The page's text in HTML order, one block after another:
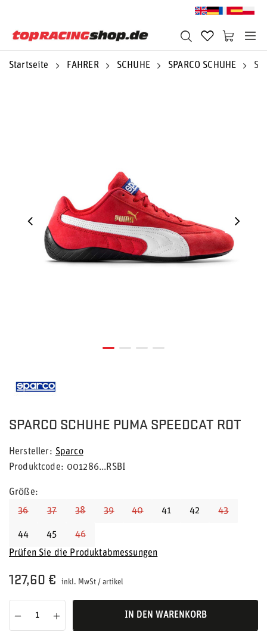
Startseite FAHRER SCHUHE SPARCO SCHUHE
SPARCO SCHUHE PUMA SPEEDCAT ROT
Hersteller
Sparco
Produktcode
001286...RSBI
Größe
36
37 38 39 40 41 42 43
44 45
46
Prüfen Sie die Produktabmessungen
127,60 € inkl. MwSt / artikel
IN DEN WARENKORB